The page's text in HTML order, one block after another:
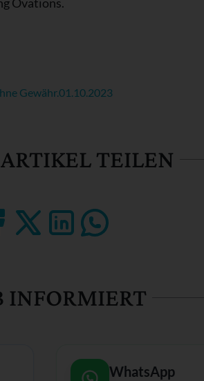
Gewähr.01.10.2023
TEILEN
INFORMIERT
WhatsApp